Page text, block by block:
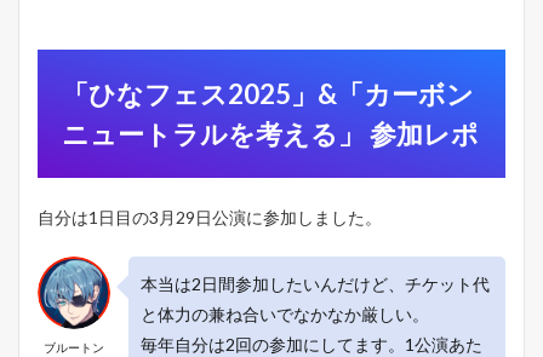
「ひなフェス2025」&「カーボン
ニュートラルを考える」 参加レポ
自分は1日目の3月29日公演に参加しました。
ブルートン
本当は2日間参加したいんだけど、チケット代
と体力の兼ね合いでなかなか厳しい。
毎年自分は2回の参加にしてます。1公演あた